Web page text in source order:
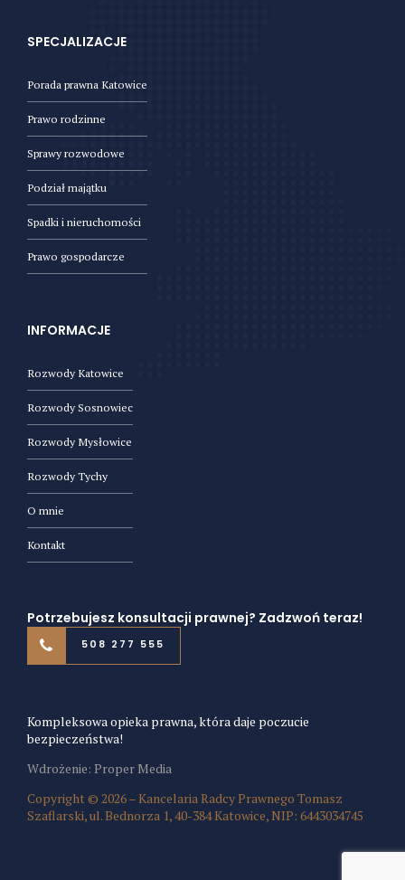
SPECJALIZACJE
Porada prawna Katowice
Prawo rodzinne
Sprawy rozwodowe
Podział majątku
Spadki i nieruchomości
Prawo gospodarcze
INFORMACJE
Rozwody Katowice
Rozwody Sosnowiec
Rozwody Mysłowice
Rozwody Tychy
O mnie
Kontakt
Potrzebujesz konsultacji prawnej? Zadzwoń teraz!
508 277 555
Kompleksowa opieka prawna, która daje poczucie
bezpieczeństwa!
Wdrożenie: Proper Media
Copyright © 2026 – Kancelaria Radcy Prawnego Tomasz
Szaflarski, ul. Bednorza 1, 40-384 Katowice, NIP: 6443034745